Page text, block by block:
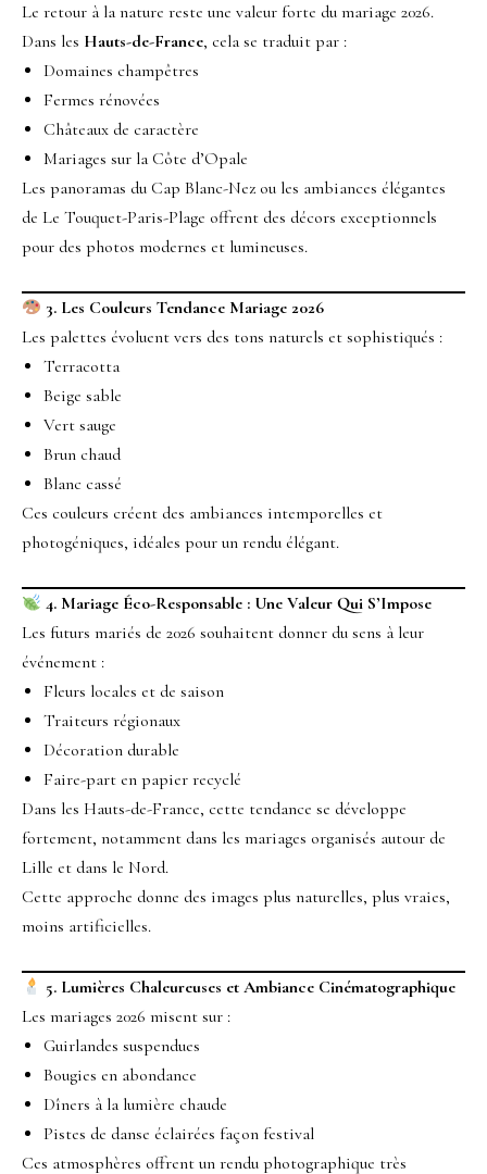
Le retour à la nature reste une valeur forte du mariage 2026.
Dans les Hauts-de-France, cela se traduit par :
Domaines champêtres
Fermes rénovées
Châteaux de caractère
Mariages sur la Côte d’Opale
Les panoramas du Cap Blanc-Nez ou les ambiances élégantes
de Le Touquet-Paris-Plage offrent des décors exceptionnels
pour des photos modernes et lumineuses.
3. Les Couleurs Tendance Mariage 2026
Les palettes évoluent vers des tons naturels et sophistiqués :
Terracotta
Beige sable
Vert sauge
Brun chaud
Blanc cassé
Ces couleurs créent des ambiances intemporelles et
photogéniques, idéales pour un rendu élégant.
4. Mariage Éco-Responsable : Une Valeur Qui S’Impose
Les futurs mariés de 2026 souhaitent donner du sens à leur
événement :
Fleurs locales et de saison
Traiteurs régionaux
Décoration durable
Faire-part en papier recyclé
Dans les Hauts-de-France, cette tendance se développe
fortement, notamment dans les mariages organisés autour de
Lille et dans le Nord.
Cette approche donne des images plus naturelles, plus vraies,
moins artificielles.
5. Lumières Chaleureuses et Ambiance Cinématographique
Les mariages 2026 misent sur :
Guirlandes suspendues
Bougies en abondance
Dîners à la lumière chaude
Pistes de danse éclairées façon festival
Ces atmosphères offrent un rendu photographique très